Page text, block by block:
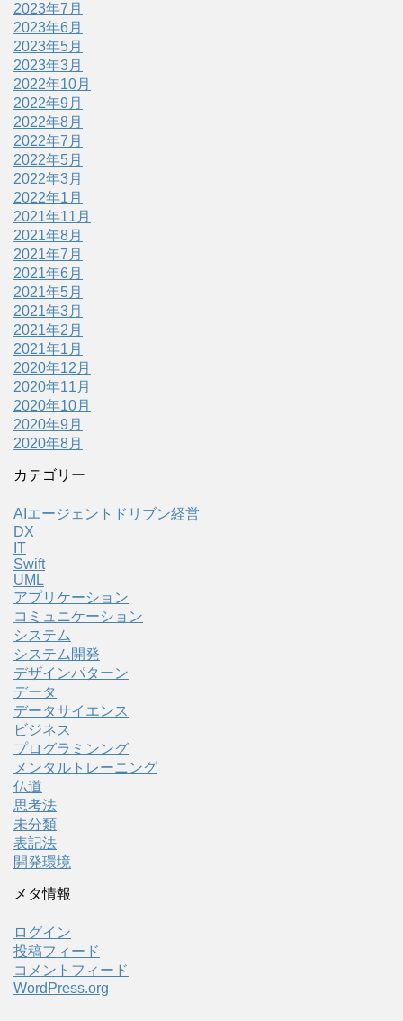
2023年7月
2023年6月
2023年5月
2023年3月
2022年10月
2022年9月
2022年8月
2022年7月
2022年5月
2022年3月
2022年1月
2021年11月
2021年8月
2021年7月
2021年6月
2021年5月
2021年3月
2021年2月
2021年1月
2020年12月
2020年11月
2020年10月
2020年9月
2020年8月
カテゴリー
AIエージェントドリブン経営
DX
IT
Swift
UML
アプリケーション
コミュニケーション
システム
システム開発
デザインパターン
データ
データサイエンス
ビジネス
プログラミンング
メンタルトレーニング
仏道
思考法
未分類
表記法
開発環境
メタ情報
ログイン
投稿フィード
コメントフィード
WordPress.org